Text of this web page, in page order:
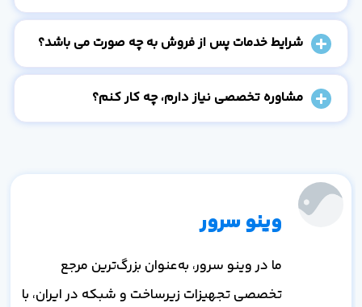
شرایط خدمات پس از فروش به چه صورت می باشد؟
مشاوره تخصصی نیاز دارم، چه کار کنم؟
وینو سرور
ما در وینو سرور، به‌عنوان بزرگ‌ترین مرجع
تخصصی تجهیزات زیرساخت و شبکه در ایران، با